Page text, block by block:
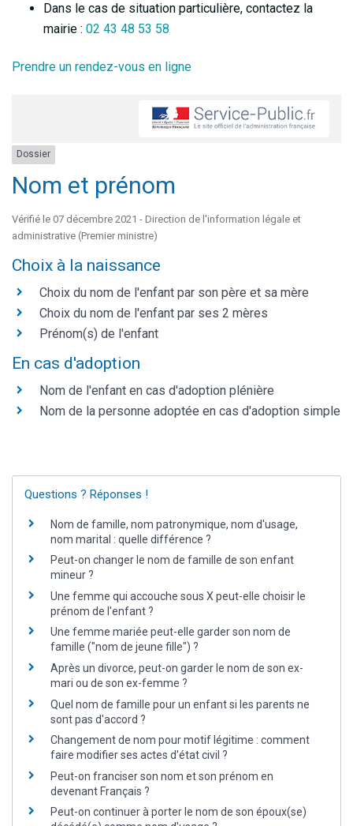
Dans le cas de situation particulière, contactez la
mairie : 02 43 48 53 58
Prendre un rendez-vous en ligne
Dossier
Nom et prénom
Vérifié le 07 décembre 2021 - Direction de l'information légale et
administrative (Premier ministre)
Choix à la naissance
Choix du nom de l'enfant par son père et sa mère
Choix du nom de l'enfant par ses 2 mères
Prénom(s) de l'enfant
En cas d'adoption
Nom de l'enfant en cas d'adoption plénière
Nom de la personne adoptée en cas d'adoption simple
Questions ? Réponses !
Nom de famille, nom patronymique, nom d'usage,
nom marital : quelle différence ?
Peut-on changer le nom de famille de son enfant
mineur ?
Une femme qui accouche sous X peut-elle choisir le
prénom de l'enfant ?
Une femme mariée peut-elle garder son nom de
famille ("nom de jeune fille") ?
Après un divorce, peut-on garder le nom de son ex-
mari ou de son ex-femme ?
Quel nom de famille pour un enfant si les parents ne
sont pas d'accord ?
Changement de nom pour motif légitime : comment
faire modifier ses actes d'état civil ?
Peut-on franciser son nom et son prénom en
devenant Français ?
Peut-on continuer à porter le nom de son époux(se)